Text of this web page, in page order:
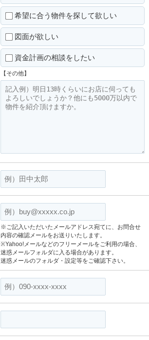
希望に合う物件を探して欲しい
図面が欲しい
資金計画の相談をしたい
【その他】
※ご記入いただいたメールアドレス宛てに、お問合せ
内容の確認メールをお送りいたします。
※Yahoo!メールなどのフリーメールをご利用の場合、
迷惑メールフォルダに入る場合があります。
迷惑メールのフォルダ・設定等をご確認下さい。